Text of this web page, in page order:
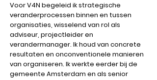
Voor V4N begeleid ik strategische
veranderprocessen binnen en tussen
organisaties, wisselend van rol als
adviseur, projectleider en
verandermanager. Ik houd van concrete
resultaten en onconventionele manieren
van organiseren. Ik werkte eerder bij de
gemeente Amsterdam en als senior